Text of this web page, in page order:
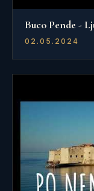
Buco Pende -
02.05.2024